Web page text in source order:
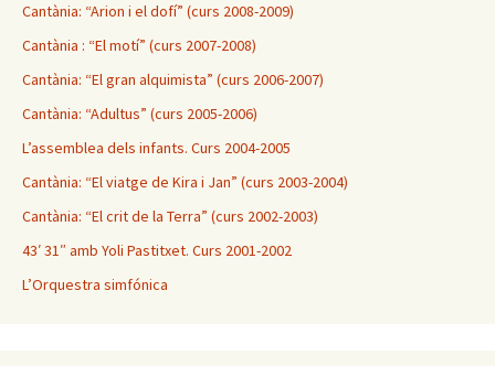
Cantània: “Arion i el dofí” (curs 2008-2009)
Cantània : “El motí” (curs 2007-2008)
Cantània: “El gran alquimista” (curs 2006-2007)
Cantània: “Adultus” (curs 2005-2006)
L’assemblea dels infants. Curs 2004-2005
Cantània: “El viatge de Kira i Jan” (curs 2003-2004)
Cantània: “El crit de la Terra” (curs 2002-2003)
43′ 31″ amb Yoli Pastitxet. Curs 2001-2002
L’Orquestra simfónica